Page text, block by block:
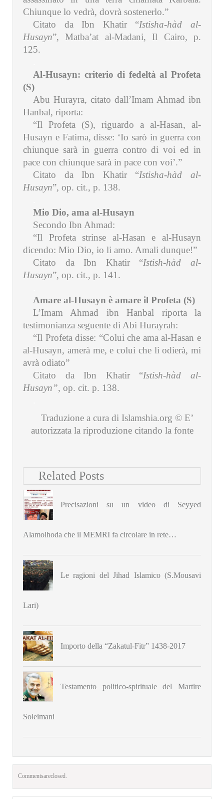
Chiunque lo vedrà, dovrà sostenerlo.”
Citato da Ibn Khatir “Istisha-hàd al-
Husayn”, Matba’at al-Madani, Il Cairo, p.
125.
Al-Husayn: criterio di fedeltà al Profeta
(S)
Abu Hurayra, citato dall’Imam Ahmad ibn
Hanbal, riporta:
“Il Profeta (S), riguardo a al-Hasan, al-
Husayn e Fatima, disse: ‘Io sarò in guerra con
chiunque sarà in guerra contro di voi ed in
pace con chiunque sarà in pace con voi’.”
Citato da Ibn Khatir “Istisha-hàd al-
Husayn”, op. cit., p. 138.
Mio Dio, ama al-Husayn
Secondo Ibn Ahmad:
“Il Profeta strinse al-Hasan e al-Husayn
dicendo: Mio Dio, io li amo. Amali dunque!”
Citato da Ibn Khatir “Istish-hàd al-
Husayn”, op. cit., p. 141.
Amare al-Husayn è amare il Profeta (S)
L’Imam Ahmad ibn Hanbal riporta la
testimonianza seguente di Abi Hurayrah:
“Il Profeta disse: “Colui che ama al-Hasan e
al-Husayn, amerà me, e colui che li odierà, mi
avrà odiato”
Citato da Ibn Khatir “Istish-hàd al-
Husayn”, op. cit. p. 138.
Traduzione a cura di Islamshia.org © E’
autorizzata la riproduzione citando la fonte
Related Posts
Precisazioni su un video di Seyyed
Alamolhoda che il MEMRI fa circolare in rete…
Le ragioni del Jihad Islamico (S.Mousavi
Lari)
Importo della “Zakatul-Fitr” 1438-2017
Testamento politico-spirituale del Martire
Soleimani
Comments are closed.